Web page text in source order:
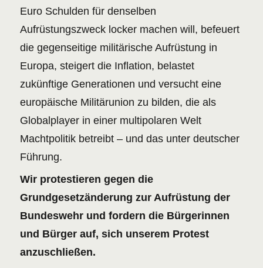
Euro Schulden für denselben
Aufrüstungszweck locker machen will, befeuert
die gegenseitige militärische Aufrüstung in
Europa, steigert die Inflation, belastet
zukünftige Generationen und versucht eine
europäische Militärunion zu bilden, die als
Globalplayer in einer multipolaren Welt
Machtpolitik betreibt – und das unter deutscher
Führung.
Wir protestieren gegen die
Grundgesetzänderung zur Aufrüstung der
Bundeswehr und fordern die Bürgerinnen
und Bürger auf, sich unserem Protest
anzuschließen.